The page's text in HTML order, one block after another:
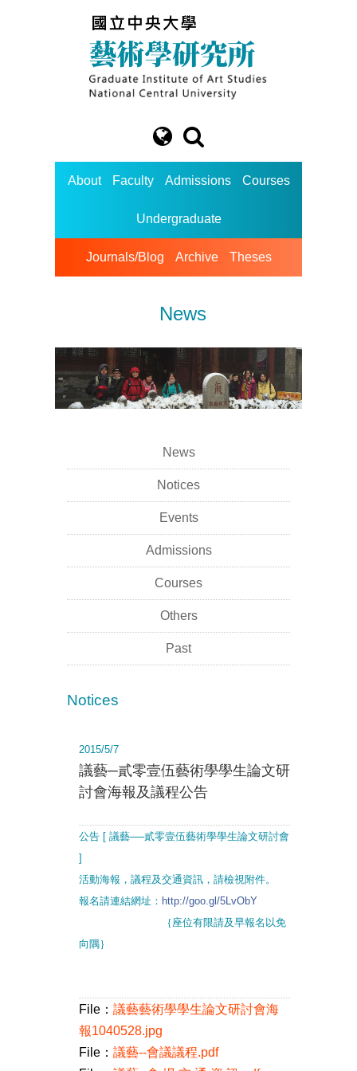
About Faculty Admissions Courses
Undergraduate
Journals/Blog Archive Theses
News
News
Notices
Events
Admissions
Courses
Others
Past
Notices
2015/5/7
議藝─貳零壹伍藝術學學生論文研
討會海報及議程公告
公告 [ 議藝──貳零壹伍藝術學學生論文研討會
]
活動海報，議程及交通資訊，請檢視附件。
報名請連結網址： http://goo.gl/5LvObY
｛座位有限請及早報名以免
向隅｝
File： 議藝藝術學學生論文研討會海
報1040528.jpg
File： 議藝--會議議程.pdf